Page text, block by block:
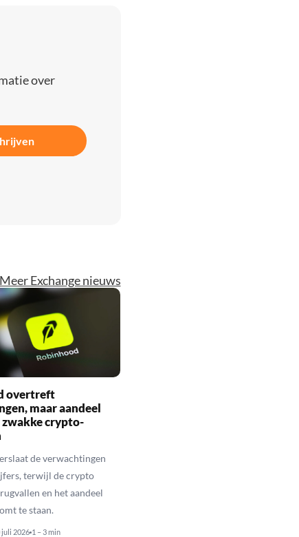
over
Meer Exchange nieuws
overtreft
maar aandeel
crypto-
de verwachtingen
terwijl de crypto
en het aandeel
te staan.
juli 2026 1 – 3 min